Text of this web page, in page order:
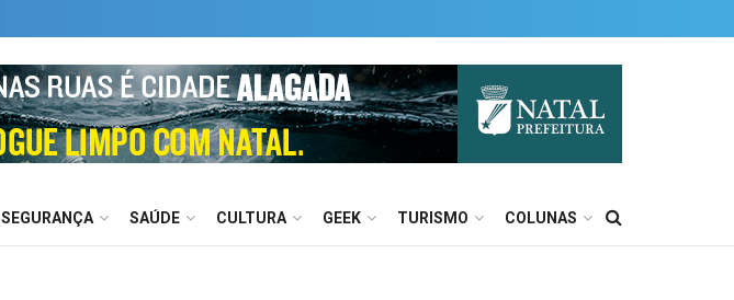
SEGURANÇA SAÚDE CULTURA GEEK TURISMO COLUNAS